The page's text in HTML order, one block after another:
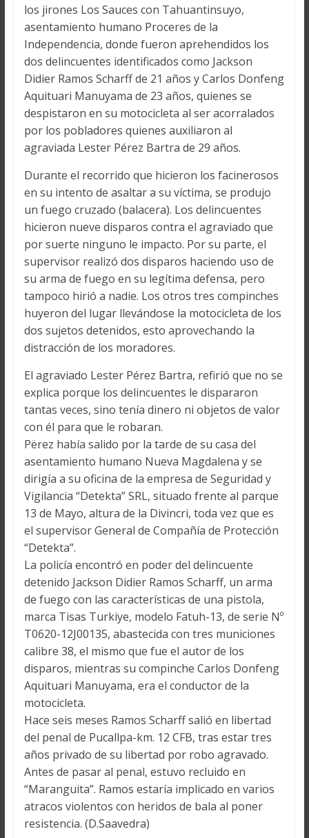
los jirones Los Sauces con Tahuantinsuyo,
asentamiento humano Proceres de la
Independencia, donde fueron aprehendidos los
dos delincuentes identificados como Jackson
Didier Ramos Scharff de 21 años y Carlos Donfeng
Aquituari Manuyama de 23 años, quienes se
despistaron en su motocicleta al ser acorralados
por los pobladores quienes auxiliaron al
agraviada Lester Pérez Bartra de 29 años.
Durante el recorrido que hicieron los facinerosos
en su intento de asaltar a su víctima, se produjo
un fuego cruzado (balacera). Los delincuentes
hicieron nueve disparos contra el agraviado que
por suerte ninguno le impacto. Por su parte, el
supervisor realizó dos disparos haciendo uso de
su arma de fuego en su legítima defensa, pero
tampoco hirió a nadie. Los otros tres compinches
huyeron del lugar llevándose la motocicleta de los
dos sujetos detenidos, esto aprovechando la
distracción de los moradores.
El agraviado Lester Pérez Bartra, refirió que no se
explica porque los delincuentes le dispararon
tantas veces, sino tenía dinero ni objetos de valor
con él para que le robaran.
Përez había salido por la tarde de su casa del
asentamiento humano Nueva Magdalena y se
dirigía a su oficina de la empresa de Seguridad y
Vigilancia “Detekta” SRL, situado frente al parque
13 de Mayo, altura de la Divincri, toda vez que es
el supervisor General de Compañía de Protección
“Detekta”.
La policía encontró en poder del delincuente
detenido Jackson Didier Ramos Scharff, un arma
de fuego con las características de una pistola,
marca Tisas Turkiye, modelo Fatuh-13, de serie Nº
T0620-12J00135, abastecida con tres municiones
calibre 38, el mismo que fue el autor de los
disparos, mientras su compinche Carlos Donfeng
Aquituari Manuyama, era el conductor de la
motocicleta.
Hace seis meses Ramos Scharff salió en libertad
del penal de Pucallpa-km. 12 CFB, tras estar tres
años privado de su libertad por robo agravado.
Antes de pasar al penal, estuvo recluido en
“Maranguita”. Ramos estaría implicado en varios
atracos violentos con heridos de bala al poner
resistencia. (D.Saavedra)